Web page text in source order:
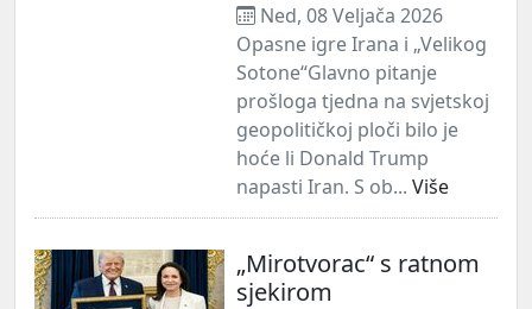
Ned, 08 Veljača 2026
Opasne igre Irana i „Velikog
Sotone“Glavno pitanje
prošloga tjedna na svjetskoj
geopolitičkoj ploči bilo je
hoće li Donald Trump
napasti Iran. S ob... Više
„Mirotvorac“ s ratnom
sjekirom